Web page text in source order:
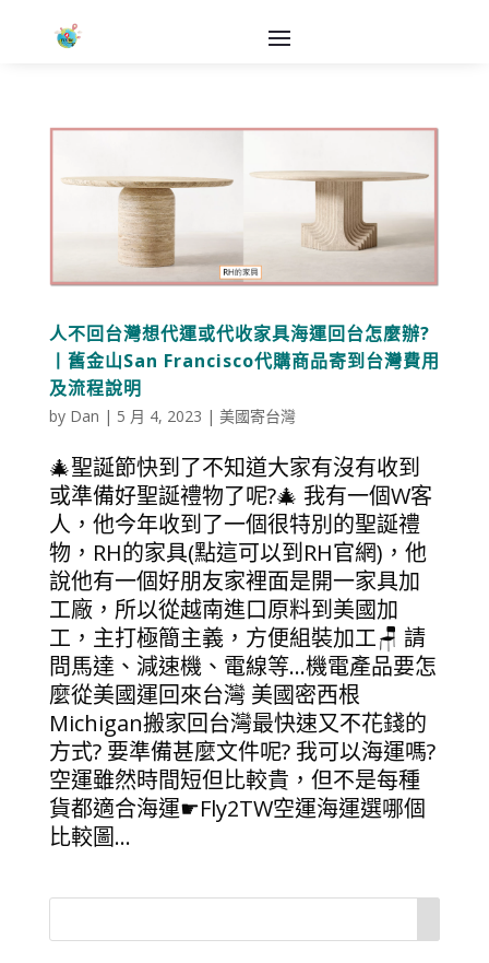
人不回台灣想代運或代收家具海運回台怎麼辦?
丨舊金山San Francisco代購商品寄到台灣費用
及流程說明
by Dan | 5 月 4, 2023 | 美國寄台灣
🎄聖誕節快到了不知道大家有沒有收到
或準備好聖誕禮物了呢?🎄 我有一個W客
人，他今年收到了一個很特別的聖誕禮
物，RH的家具(點這可以到RH官網)，他
說他有一個好朋友家裡面是開一家具加
工廠，所以從越南進口原料到美國加
工，主打極簡主義，方便組裝加工🪑 請
問馬達、減速機、電線等…機電產品要怎
麼從美國運回來台灣 美國密西根
Michigan搬家回台灣最快速又不花錢的
方式? 要準備甚麼文件呢? 我可以海運嗎?
空運雖然時間短但比較貴，但不是每種
貨都適合海運☛Fly2TW空運海運選哪個
比較圖...